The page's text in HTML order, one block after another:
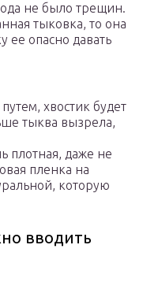
не было трещин.
тыковка, то она
ее опасно давать
хвостик будет
тыква вызрела,
плотная, даже не
пленка на
которую
вводить